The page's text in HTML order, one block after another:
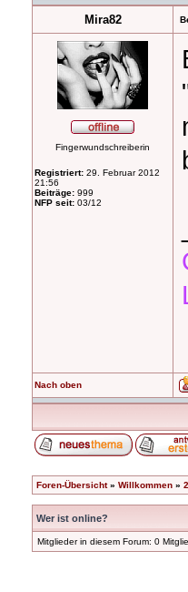
Mira82
Fingerwundschreiberin
Registriert: 29. Februar 2012
21:56
Beiträge: 999
NFP seit: 03/12
Nach oben
Foren-Übersicht» Willkommen »
Wer ist online?
Mitglieder in diesem Forum: 0